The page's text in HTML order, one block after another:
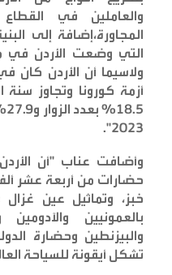
والعاملين في
المجاورة،إضافة إلى
التي وضعت الأردن في
ولاسيما أن الأردن كان
2023
".
وأضافت عناب "أن
حضارات من أربعة عشر
خبز، وتماثيل عين
بالعمونيين والآدومين
والبيزنطين وحضارة
تشكل أيقونة للسياحة